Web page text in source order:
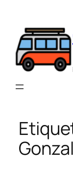
contenido